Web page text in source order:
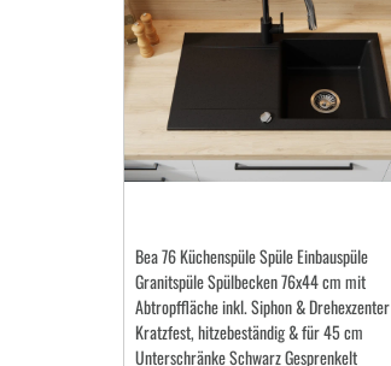
Bea 76 Küchenspüle Spüle Einbauspüle
Granitspüle Spülbecken 76x44 cm mit
Abtropffläche inkl. Siphon & Drehexzenter
Kratzfest, hitzebeständig & für 45 cm
Unterschränke Schwarz Gesprenkelt